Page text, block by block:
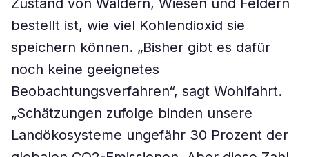
Zustand von Wäldern, Wiesen und Feldern
bestellt ist, wie viel Kohlendioxid sie
speichern können. „Bisher gibt es dafür
noch keine geeignetes
Beobachtungsverfahren“, sagt Wohlfahrt.
„Schätzungen zufolge binden unsere
Landökosysteme ungefähr 30 Prozent der